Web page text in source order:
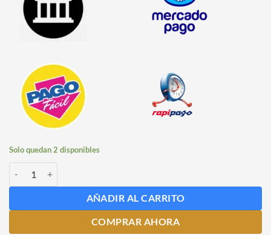
Solo quedan 2 disponibles
AÑADIR AL CARRITO
COMPRAR AHORA